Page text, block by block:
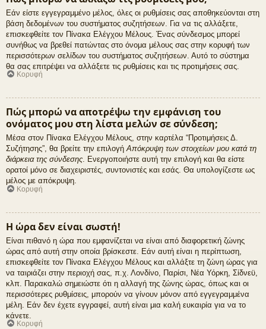
Εάν είστε εγγεγραμμένο μέλος, όλες οι ρυθμίσεις σας αποθηκεύονται στη
βάση δεδομένων του συστήματος συζητήσεων. Για να τις αλλάξετε,
επισκεφθείτε τον Πίνακα Ελέγχου Μέλους. Ένας σύνδεσμος μπορεί
συνήθως να βρεθεί πατώντας στο όνομα μέλους σας στην κορυφή των
περισσότερων σελίδων του συστήματος συζητήσεων. Αυτό το σύστημα
θα σας επιτρέψει να αλλάξετε τις ρυθμίσεις και τις προτιμήσεις σας.
Κορυφή
Πώς μπορώ να αποτρέψω την εμφάνιση του
ονόματος μου στη λίστα μελών σε σύνδεση;
Μέσα στον Πίνακα Ελέγχου Μέλους, στην καρτέλα “Προτιμήσεις Δ.
Συζήτησης”, θα βρείτε την επιλογήΑπόκρυψη των στοιχείων μου κατά τη
διάρκεια της σύνδεσης. Ενεργοποιήστε αυτή την επιλογή και θα είστε
ορατοί μόνο σε διαχειριστές, συντονιστές και εσάς. Θα υπολογίζεστε ως
μέλος με απόκρυψη.
Κορυφή
Η ώρα δεν είναι σωστή!
Είναι πιθανό η ώρα που εμφανίζεται να είναι από διαφορετική ζώνης
ώρας από αυτή στην οποία βρίσκεστε. Εάν αυτή είναι η περίπτωση,
επισκεφθείτε τον Πίνακα Ελέγχου Μέλους και αλλάξτε τη ζώνη ώρας για
να ταιριάζει στην περιοχή σας, π.χ. Λονδίνο, Παρίσι, Νέα Υόρκη, Σίδνεϋ,
κλπ. Παρακαλώ σημειώστε ότι η αλλαγή της ζώνης ώρας, όπως και οι
περισσότερες ρυθμίσεις, μπορούν να γίνουν μόνον από εγγεγραμμένα
μέλη. Εάν δεν έχετε εγγραφεί, αυτή είναι μια καλή ευκαιρία για να το
κάνετε.
Κορυφή